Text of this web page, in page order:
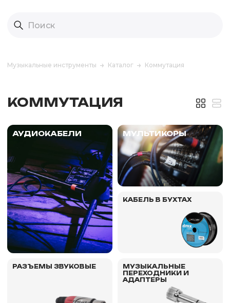
Музыкальные инструменты Каталог Коммутация
КОММУТАЦИЯ
АУДИОКАБЕЛИ
КАБЕЛЬ В БУХТАХ
МУЛЬТИКОРЫ
РАЗЪЕМЫ ЗВУКОВЫЕ
МУЗЫКАЛЬНЫЕ
ПЕРЕХОДНИКИ И
АДАПТЕРЫ